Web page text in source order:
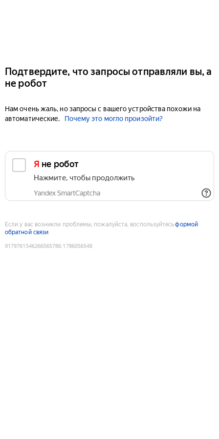
Подтвердите, что запросы отправляли вы, а
не робот
Нам очень жаль, но запросы с вашего устройства похожи на
автоматические.
Почему это могло произойти?
Я не робот
Нажмите, чтобы продолжить
Yandex SmartCaptcha
Если у вас возникли проблемы, пожалуйста, воспользуйтесьформой
обратной связи
9179761546266565786:1786056548